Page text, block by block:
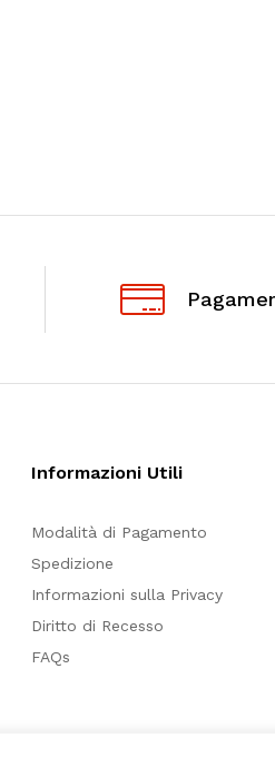
Informazioni Utili
Modalità di Pagamento
Spedizione
Informazioni sulla Privacy
Diritto di Recesso
FAQs